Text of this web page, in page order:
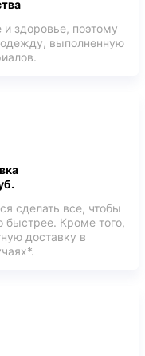
здоровье, поэтому
одежду, выполненную
сделать все, чтобы
быстрее. Кроме того,
доставку в